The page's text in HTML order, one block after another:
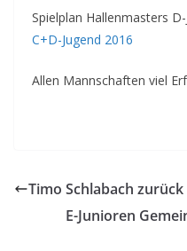
Spielplan Hallenmasters
C+D-Jugend 2016
Allen Mannschaften viel
Timo Schlabach
E-Junioren